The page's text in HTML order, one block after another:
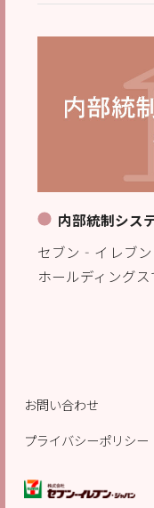
内部統制シス
セブン‐イレブン
ホールディング
お問い合わせ
プライバシーポリシー